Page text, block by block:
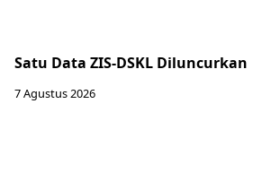
Satu Data ZIS-DSKL Diluncurkan
7 Agustus 2026